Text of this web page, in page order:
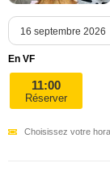
En VF
11:00
Réserver
Choisissez votre